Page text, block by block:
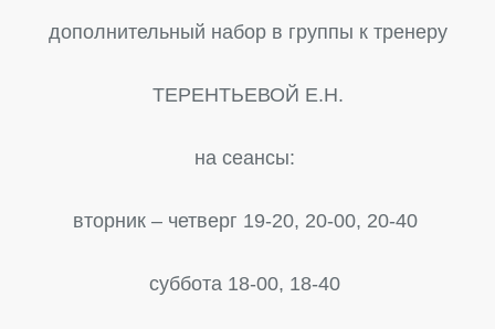
дополнительный набор в группы к тренеру
ТЕРЕНТЬЕВОЙ Е.Н.
на сеансы:
вторник – четверг 19-20, 20-00, 20-40
суббота 18-00, 18-40